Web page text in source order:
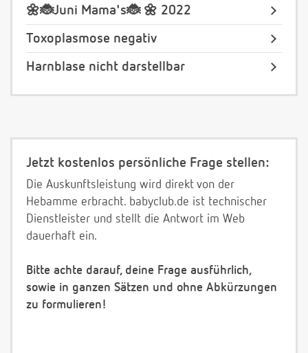
🌼🐞Juni Mama's🐞 🌼 2022
Toxoplasmose negativ
Harnblase nicht darstellbar
Jetzt kostenlos persönliche Frage stellen:
Die Auskunftsleistung wird direkt von der
Hebamme erbracht. babyclub.de ist technischer
Dienstleister und stellt die Antwort im Web
dauerhaft ein.
Bitte achte darauf, deine Frage ausführlich,
sowie in ganzen Sätzen und ohne Abkürzungen
zu formulieren!